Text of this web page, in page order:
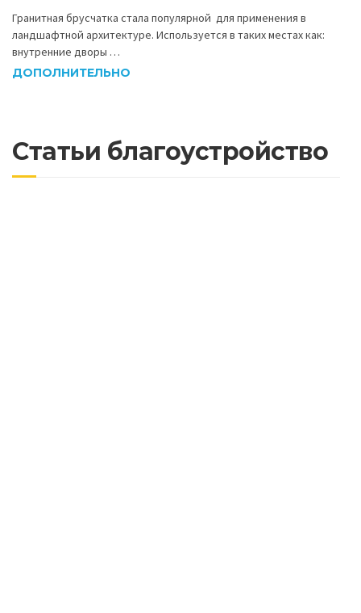
Гранитная брусчатка стала популярной для применения в
ландшафтной архитектуре. Используется в таких местах как:
внутренние дворы …
ДОПОЛНИТЕЛЬНО
Статьи благоустройство